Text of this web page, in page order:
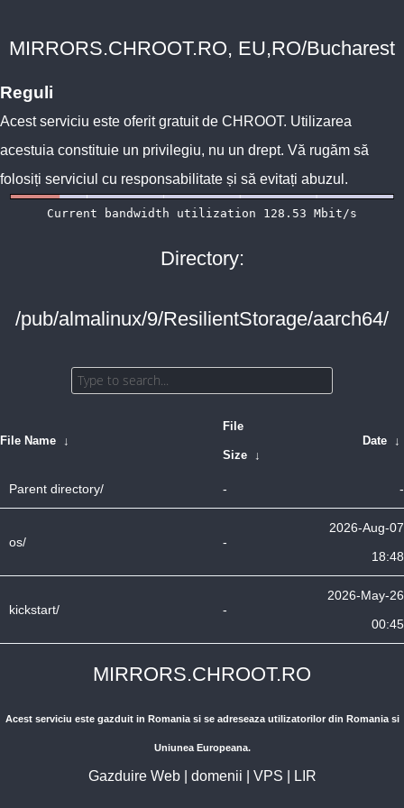
MIRRORS.CHROOT.RO, EU,RO/Bucharest
Reguli
Acest serviciu este oferit gratuit de CHROOT. Utilizarea
acestuia constituie un privilegiu, nu un drept. Vă rugăm să
folosiți serviciul cu responsabilitate și să evitați abuzul.
Directory:
/pub/almalinux/9/ResilientStorage/aarch64/
File Name ↓
File
Size ↓
Date ↓
Parent directory/ - -
os/ -
2026-Aug-07
18:48
kickstart/ -
2026-May-26
00:45
MIRRORS.CHROOT.RO
Acest serviciu este gazduit in Romania si se adreseaza utilizatorilor din Romania si
Uniunea Europeana.
Gazduire Web| domenii VPS LIR